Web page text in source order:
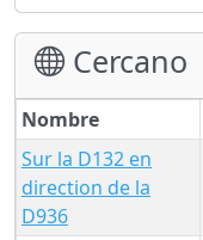
Cercano
Nombre
Sur la D132 en
direction de la
D936